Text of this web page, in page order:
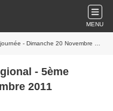
MENU
- Dimanche 20 Novembre 2011
- 5ème
2011